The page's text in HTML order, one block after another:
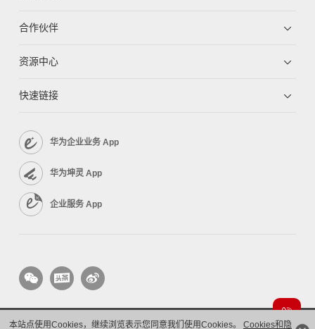
本站点使用Cookies，继续浏览表示您同意我们使用Cookies。 Cookies和隐
合作伙伴
资源中心
快速链接
华为企业业务 App
华为坤灵 App
企业服务 App
版权所有 © 华为技术有限公司 1998-2026。 保留一切权利。粤A2-20044005号